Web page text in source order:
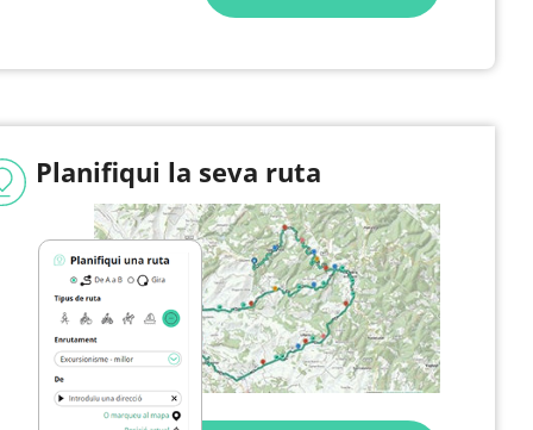
Planifiqui la seva ruta